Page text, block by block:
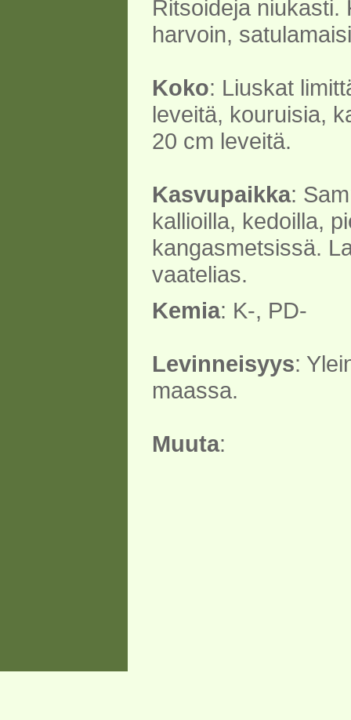
Ritsoideja niukasti.
harvoin,
Koko: Liuskat
leveitä, kouruisia,
20 cm leveitä.
Kasvupaikka:
kallioilla, kedoilla,
kangasmetsissä.
vaatelias.
Kemia: K-, PD-
Levinneisyys:
maassa.
Muuta: